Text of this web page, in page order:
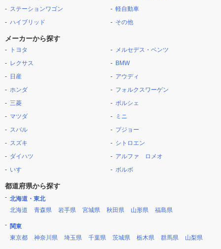
ステーションワゴン
ハイブリッド
軽自動車
その他
メーカーから探す
トヨタ
レクサス
日産
ホンダ
三菱
マツダ
スバル
スズキ
ダイハツ
いすゞ
メルセデス・ベンツ
BMW
アウディ
フォルクスワーゲン
ポルシェ
ミニ
プジョー
シトロエン
アルファ ロメオ
ボルボ
都道府県から探す
北海道・東北
北海道
青森県 岩手県 宮城県 秋田県 山形県 福島県
関東
東京都
神奈川県 埼玉県 千葉県 茨城県 栃木県 群馬県 山梨県